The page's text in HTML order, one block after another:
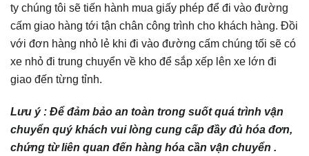
ty chúng tôi sẽ tiến hành mua giấy phép để đi vào đường
cấm giao hàng tới tận chân công trình cho khách hàng. Đồi
với đơn hàng nhỏ lẻ khi đi vào đường cấm chúng tối sẽ có
xe nhỏ đi trung chuyển về kho để sắp xếp lên xe lớn đi
giao đến từng tỉnh.
Lưu ý : Để đảm bảo an toàn trong suốt quá trình vận
chuyển quý khách vui lòng cung cấp đầy đủ hóa đơn,
chứng từ liên quan đến hàng hóa cần vận chuyển .